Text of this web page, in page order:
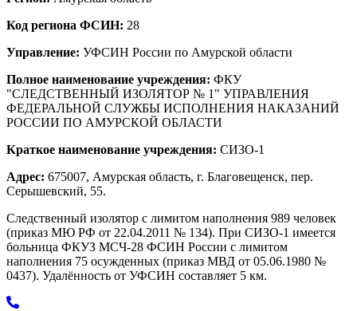
Код региона ФСИН: 28
Управление: УФСИН России по Амурской области
Полное наименование учреждения: ФКУ
"СЛЕДСТВЕННЫЙ ИЗОЛЯТОР № 1" УПРАВЛЕНИЯ
ФЕДЕРАЛЬНОЙ СЛУЖБЫ ИСПОЛНЕНИЯ НАКАЗАНИЙ
РОССИИ ПО АМУРСКОЙ ОБЛАСТИ
Краткое наименование учреждения: СИЗО-1
Адрес: 675007, Амурская область, г. Благовещенск, пер.
Серышевский, 55.
Следственный изолятор с лимитом наполнения 989 человек
(приказ МЮ РФ от 22.04.2011 № 134). При СИЗО-1 имеется
больница ФКУЗ МСЧ-28 ФСИН России с лимитом
наполнения 75 осужденных (приказ МВД от 05.06.1980 №
0437). Удалённость от УФСИН составляет 5 км.